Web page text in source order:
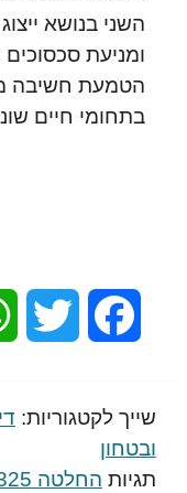
השני בנושא
ומניעת
הטמעת חשיבה
בתחומי חיים
Facebook
שייך לקטגוריות:
ובטחון
תגיות החלטה 1325